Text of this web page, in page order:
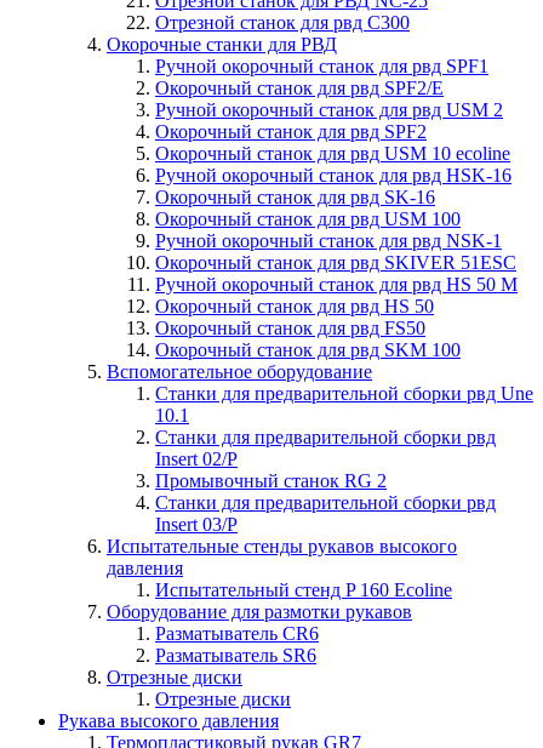
Отрезной станок для рвд C300
Окорочные станки для РВД
Ручной окорочный станок для рвд SPF1
Окорочный станок для рвд SPF2/E
Ручной окорочный станок для рвд USM 2
Окорочный станок для рвд SPF2
Окорочный станок для рвд USM 10 ecoline
Ручной окорочный станок для рвд HSK-16
Окорочный станок для рвд SK-16
Окорочный станок для рвд USM 100
Ручной окорочный станок для рвд NSK-1
Окорочный станок для рвд SKIVER 51ESC
Ручной окорочный станок для рвд HS 50 M
Окорочный станок для рвд HS 50
Окорочный станок для рвд FS50
Окорочный станок для рвд SKM 100
Вспомогательное оборудование
Станки для предварительной сборки рвд Une
10.1
Станки для предварительной сборки рвд
Insert 02/P
Промывочный станок RG 2
Станки для предварительной сборки рвд
Insert 03/P
Испытательные стенды рукавов высокого
давления
Испытательный стенд P 160 Ecoline
Оборудование для размотки рукавов
Разматыватель CR6
Разматыватель SR6
Отрезные диски
Отрезные диски
Рукава высокого давления
Термопластиковый рукав GR7